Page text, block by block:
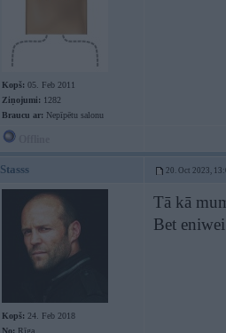
Kopš: 05. Feb 2011
Ziņojumi: 1282
Braucu ar: Nepīpētu salonu
Stasss 20. Oct 2023,
Kopš: 24. Feb 2018
No: Rīga
Tā kā
Bet